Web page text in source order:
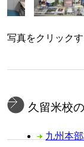
写真をクリック
久留米校
九州本